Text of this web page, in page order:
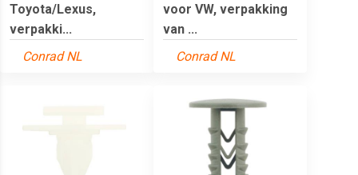
Toyota/Lexus,
verpakki...
Conrad NL
voor VW, verpakking
van ...
Conrad NL